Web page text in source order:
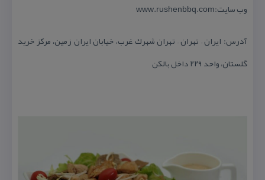
وب سایت:www.rushenbbq.com
آدرس: ایران – تهران – تهران شهرك غرب، خیابان ایران زمین، مركز خرید
گلستان، واحد ۲۲۹ داخل بالكن